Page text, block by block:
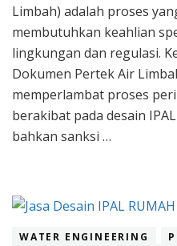
Limbah) adalah proses
membutuhkan keahlian
lingkungan dan regulasi.
Dokumen Pertek Air
memperlambat proses
berakibat pada desain
bahkan sanksi …
WATER ENGINEERING